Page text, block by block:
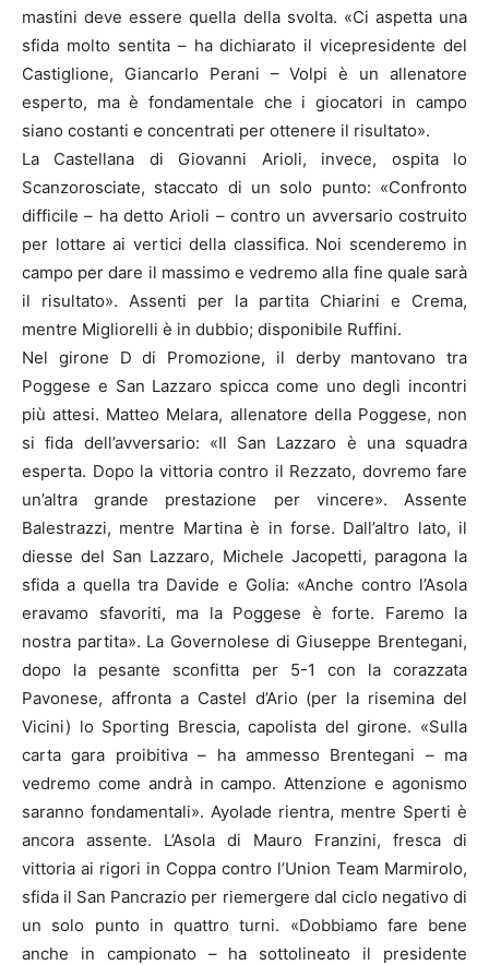
mastini deve essere quella della svolta. «Ci aspetta una
sfida molto sentita – ha dichiarato il vicepresidente del
Castiglione, Giancarlo Perani – Volpi è un allenatore
esperto, ma è fondamentale che i giocatori in campo
siano costanti e concentrati per ottenere il risultato».
La Castellana di Giovanni Arioli, invece, ospita lo
Scanzorosciate, staccato di un solo punto: «Confronto
difficile – ha detto Arioli – contro un avversario costruito
per lottare ai vertici della classifica. Noi scenderemo in
campo per dare il massimo e vedremo alla fine quale sarà
il risultato». Assenti per la partita Chiarini e Crema,
mentre Migliorelli è in dubbio; disponibile Ruffini.
Nel girone D di Promozione, il derby mantovano tra
Poggese e San Lazzaro spicca come uno degli incontri
più attesi. Matteo Melara, allenatore della Poggese, non
si fida dell’avversario: «Il San Lazzaro è una squadra
esperta. Dopo la vittoria contro il Rezzato, dovremo fare
un’altra grande prestazione per vincere». Assente
Balestrazzi, mentre Martina è in forse. Dall’altro lato, il
diesse del San Lazzaro, Michele Jacopetti, paragona la
sfida a quella tra Davide e Golia: «Anche contro l’Asola
eravamo sfavoriti, ma la Poggese è forte. Faremo la
nostra partita». La Governolese di Giuseppe Brentegani,
dopo la pesante sconfitta per 5-1 con la corazzata
Pavonese, affronta a Castel d’Ario (per la risemina del
Vicini) lo Sporting Brescia, capolista del girone. «Sulla
carta gara proibitiva – ha ammesso Brentegani – ma
vedremo come andrà in campo. Attenzione e agonismo
saranno fondamentali». Ayolade rientra, mentre Sperti è
ancora assente. L’Asola di Mauro Franzini, fresca di
vittoria ai rigori in Coppa contro l’Union Team Marmirolo,
sfida il San Pancrazio per riemergere dal ciclo negativo di
un solo punto in quattro turni. «Dobbiamo fare bene
anche in campionato – ha sottolineato il presidente